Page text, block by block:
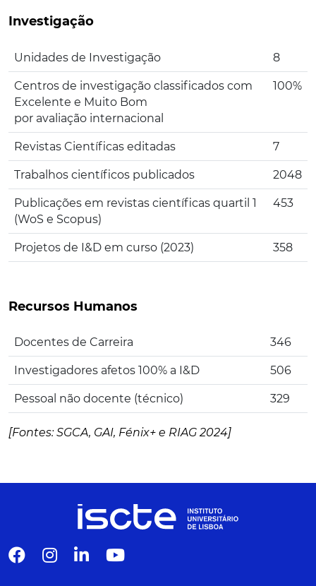
Investigação
Unidades de Investigação 8
Centros de investigação classificados com
Excelente e Muito Bom
por avaliação internacional
100%
Revistas Científicas editadas 7
Trabalhos científicos publicados 2048
Publicações em revistas científicas quartil 1
(WoS e Scopus)
453
Projetos de I&D em curso (2023) 358
Recursos Humanos
Docentes de Carreira 346
Investigadores afetos 100% a I&D 506
Pessoal não docente (técnico) 329
[Fontes: SGCA, GAI, Fénix+ e RIAG 2024]